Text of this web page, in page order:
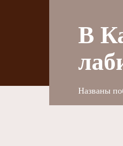
В
Названы